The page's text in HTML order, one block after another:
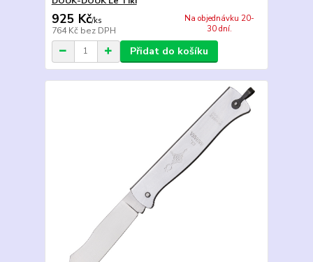
925 Kč/ks
764 Kč bez DPH
Na objednávku 20-
30 dní.
Přidat do košíku